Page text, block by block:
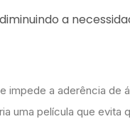
a
impede a aderência de
uma película que evita